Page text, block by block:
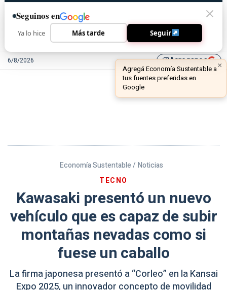
6/8/2026 library_addAgreganos
Economía Sustentable / Noticias
TECNO
Kawasaki presentó un nuevo
vehículo que es capaz de subir
montañas nevadas como si
fuese un caballo
La firma japonesa presentó a “Corleo” en la Kansai
Expo 2025, un innovador concepto de movilidad
Seguinos en
Ya lo hice Más tarde Seguir